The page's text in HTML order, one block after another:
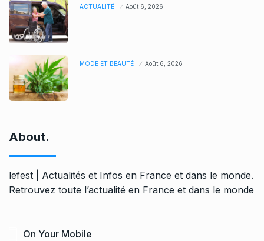
ACTUALITÉ Août 6, 2026
MODE ET BEAUTÉ Août 6, 2026
About.
lefest | Actualités et Infos en France et dans le monde.
Retrouvez toute l’actualité en France et dans le monde
On Your Mobile